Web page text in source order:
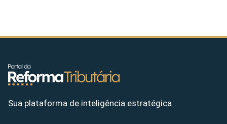
Sua plataforma de inteligência estratégica